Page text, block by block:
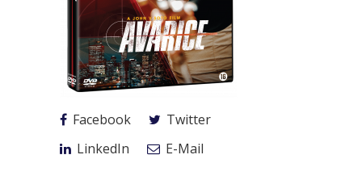
Facebook
Twitter
LinkedIn
E-Mail